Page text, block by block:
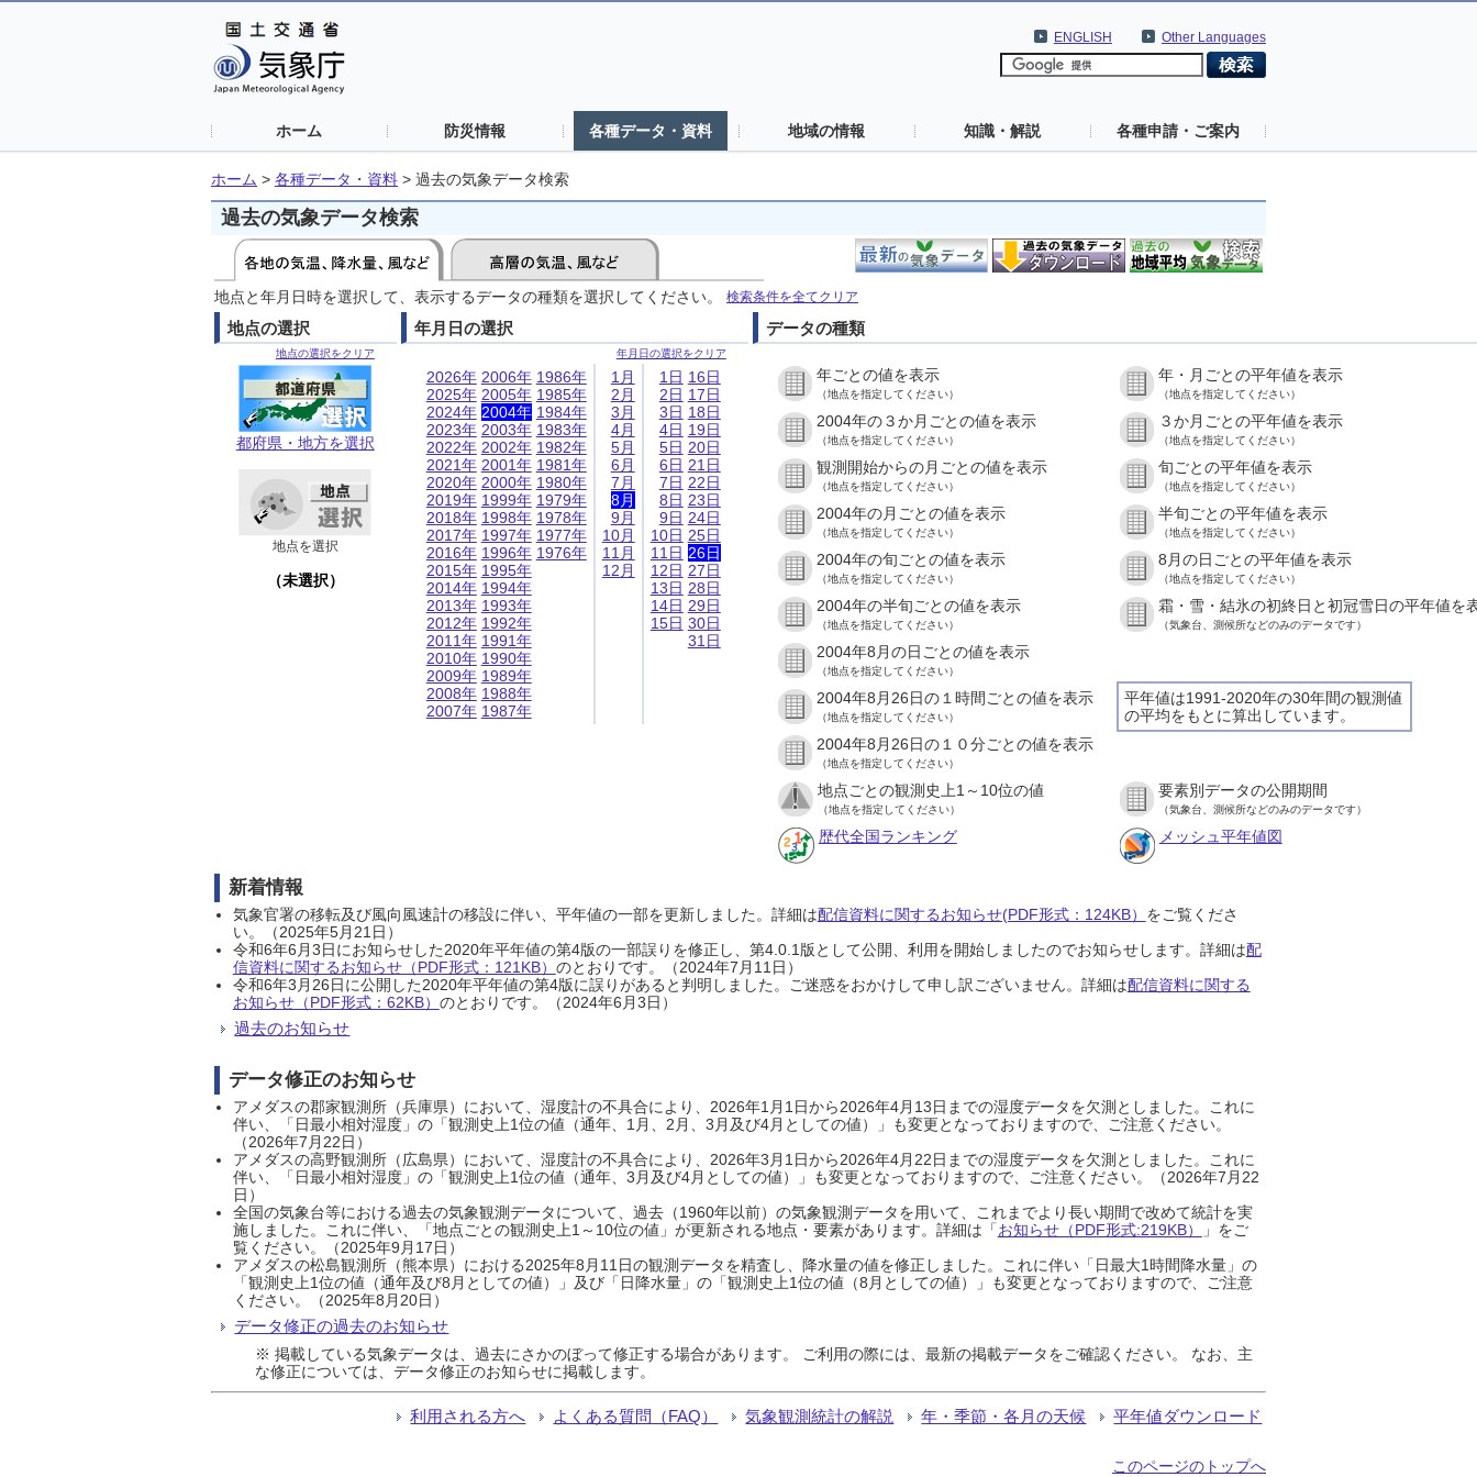
Other Languages
ENGLISH
ホーム 防災情報 各種データ・資料 地域の情報 知識・解説 各種申請・ご案内
ホーム > 各種データ・資料 > 過去の気象データ検索
過去の気象データ検索
地点と年月日時を選択して、表示するデータの種類を選択してください。 検索条件を全てクリア
地点の選択
地点の選択をクリア
都府県・地方を選択
地点を選択
（未選択）
年月日の選択
年月日の選択をクリア
2026年
2025年
2024年
2023年
2022年
2021年
2020年
2019年
2018年
2017年
2016年
2015年
2014年
2013年
2012年
2011年
2010年
2009年
2008年
2007年
2006年
2005年
2004年
2003年
2002年
2001年
2000年
1999年
1998年
1997年
1996年
1995年
1994年
1993年
1992年
1991年
1990年
1989年
1988年
1987年
1986年
1985年
1984年
1983年
1982年
1981年
1980年
1979年
1978年
1977年
1976年
1月
2月
3月
4月
5月
6月
7月
8月
9月
10月
11月
12月
1日
2日
3日
4日
5日
6日
7日
8日
9日
10日
11日
12日
13日
14日
15日
16日
17日
18日
19日
20日
21日
22日
23日
24日
25日
26日
27日
28日
29日
30日
31日
データの種類
年ごとの値を表示
（地点を指定してください）
年・月ごとの平年値を表示
（地点を指定してください）
2004年の３か月ごとの値を表示
（地点を指定してください）
３か月ごとの平年値を表示
（地点を指定してください）
観測開始からの月ごとの値を表示
（地点を指定してください）
旬ごとの平年値を表示
（地点を指定してください）
2004年の月ごとの値を表示
（地点を指定してください）
半旬ごとの平年値を表示
（地点を指定してください）
2004年の旬ごとの値を表示
（地点を指定してください）
8月の日ごとの平年値を表示
（地点を指定してください）
2004年の半旬ごとの値を表示
（地点を指定してください）
霜・雪・結氷の初終日と初冠雪日の平年値を
（気象台、測候所などのみのデータです）
2004年8月の日ごとの値を表示
（地点を指定してください）
平年値は1991-2020年の30年間の観測値
の平均をもとに算出しています。
2004年8月26日の１時間ごとの値を表示
（地点を指定してください）
2004年8月26日の１０分ごとの値を表示
（地点を指定してください）
地点ごとの観測史上1～10位の値
（地点を指定してください）
要素別データの公開期間
（気象台、測候所などのみのデータです）
歴代全国ランキング メッシュ平年値図
新着情報
気象官署の移転及び風向風速計の移設に伴い、平年値の一部を更新しました。詳細は配信資料に関するお知らせ(PDF形式：124KB） をご覧くださ
い。（2025年5月21日）
令和6年6月3日にお知らせした2020年平年値の第4版の一部誤りを修正し、第4.0.1版として公開、利用を開始しましたのでお知らせします。詳細は配
信資料に関するお知らせ（PDF形式：121KB） のとおりです。（2024年7月11日）
令和6年3月26日に公開した2020年平年値の第4版に誤りがあると判明しました。ご迷惑をおかけして申し訳ございません。詳細は配信資料に関する
お知らせ（PDF形式：62KB） のとおりです。（2024年6月3日）
過去のお知らせ
データ修正のお知らせ
アメダスの郡家観測所（兵庫県）において、湿度計の不具合により、2026年1月1日から2026年4月13日までの湿度データを欠測としました。これに
伴い、「日最小相対湿度」の「観測史上1位の値（通年、1月、2月、3月及び4月としての値）」も変更となっておりますので、ご注意ください。
（2026年7月22日）
アメダスの高野観測所（広島県）において、湿度計の不具合により、2026年3月1日から2026年4月22日までの湿度データを欠測としました。これに
伴い、「日最小相対湿度」の「観測史上1位の値（通年、3月及び4月としての値）」も変更となっておりますので、ご注意ください。（2026年7月22
日）
全国の気象台等における過去の気象観測データについて、過去（1960年以前）の気象観測データを用いて、これまでより長い期間で改めて統計を実
施しました。これに伴い、「地点ごとの観測史上1～10位の値」が更新される地点・要素があります。詳細は「お知らせ（PDF形式:219KB）
」をご
覧ください。（2025年9月17日）
アメダスの松島観測所（熊本県）における2025年8月11日の観測データを精査し、降水量の値を修正しました。これに伴い「日最大1時間降水量」の
「観測史上1位の値（通年及び8月としての値）」及び「日降水量」の「観測史上1位の値（8月としての値）」も変更となっておりますので、ご注意
ください。（2025年8月20日）
データ修正の過去のお知らせ
※ 掲載している気象データは、過去にさかのぼって修正する場合があります。 ご利用の際には、最新の掲載データをご確認ください。 なお、主
な修正については、データ修正のお知らせに掲載します。
利用される方へ よくある質問（FAQ） 気象観測統計の解説 年・季節・各月の天候 平年値ダウンロード
このページのトップへ